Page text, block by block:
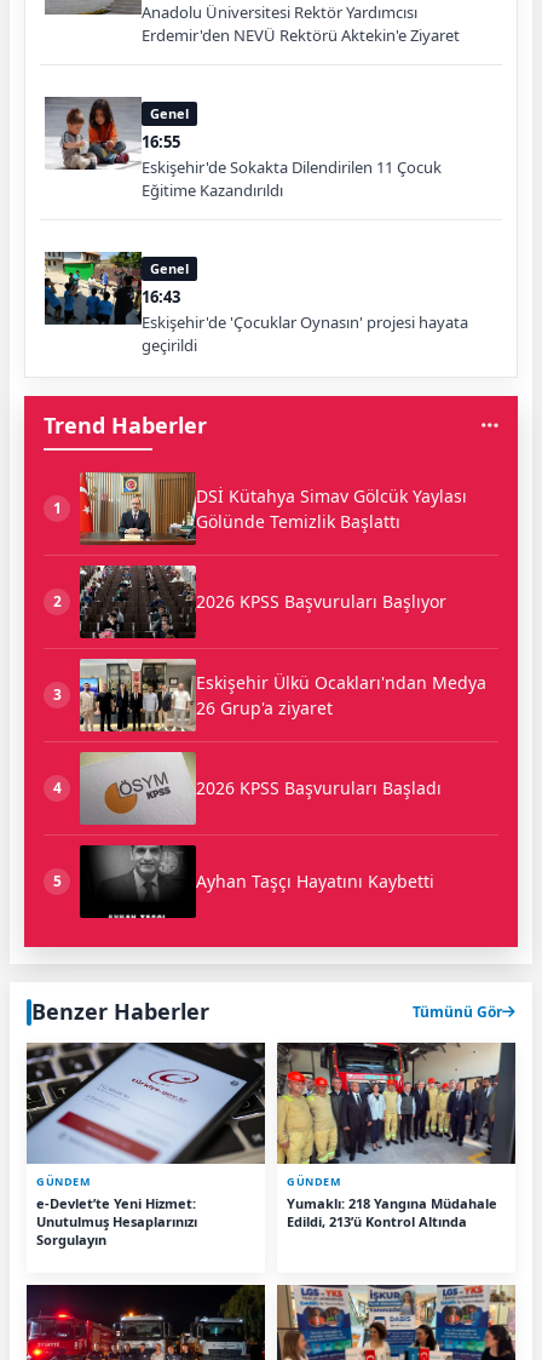
Anadolu Üniversitesi Rektör Yardımcısı
Erdemir'den NEVÜ Rektörü Aktekin'e Ziyaret
Genel
16:55
Eskişehir'de Sokakta Dilendirilen 11 Çocuk
Eğitime Kazandırıldı
Genel
16:43
Eskişehir'de 'Çocuklar Oynasın' projesi hayata
geçirildi
Trend Haberler
1
DSİ Kütahya Simav Gölcük Yaylası
Gölünde Temizlik Başlattı
2 2026 KPSS Başvuruları Başlıyor
3
Eskişehir Ülkü Ocakları'ndan Medya
26 Grup'a ziyaret
4 2026 KPSS Başvuruları Başladı
5 Ayhan Taşçı Hayatını Kaybetti
Benzer Haberler Tümünü Gör
GÜNDEM
e-Devlet’te Yeni Hizmet:
Unutulmuş Hesaplarınızı
Sorgulayın
GÜNDEM
Yumaklı: 218 Yangına Müdahale
Edildi, 213’ü Kontrol Altında